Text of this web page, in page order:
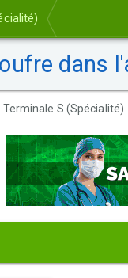
dans
Terminale S (Spécialité)